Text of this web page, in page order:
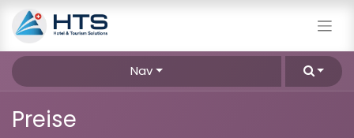
Nav
Preise